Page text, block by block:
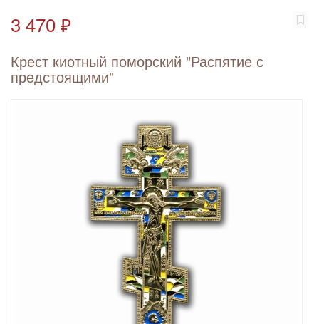
3 470 ₽
Крест киотный поморский "Распятие с
предстоящими"